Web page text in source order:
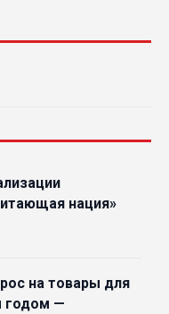
нация»
на товары для
годом —